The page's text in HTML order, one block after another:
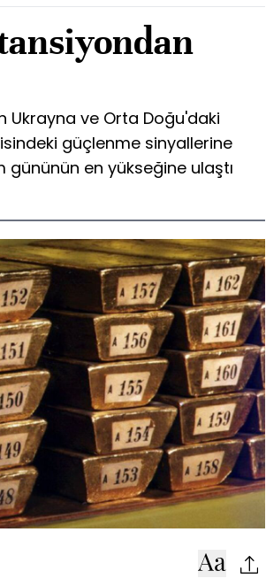
Ukrayna ve Orta Doğu'daki
güçlenme sinyallerine
gününün en yükseğine ulaştı